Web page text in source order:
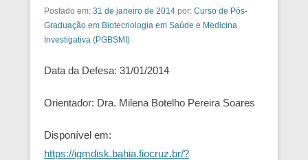
Postado em: 31 de janeiro de 2014 por: Curso de Pós-
Graduação em Biotecnologia em Saúde e Medicina
Investigativa (PGBSMI)
Data da Defesa: 31/01/2014
Orientador: Dra. Milena Botelho Pereira Soares
Disponível em:
https://igmdisk.bahia.fiocruz.br/?